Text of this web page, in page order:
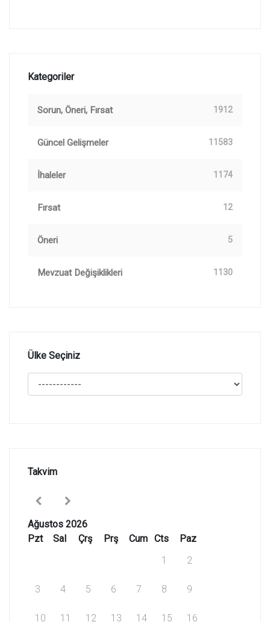
Kategoriler
Sorun, Öneri, Fırsat 1912
Güncel Gelişmeler 11583
İhaleler 1174
Fırsat 12
Öneri 5
Mevzuat Değişiklikleri 1130
Ülke Seçiniz
Takvim
Ağustos 2026
Pzt
Sal Çrş Prş Cum Cts
Paz
1
2
3 4 5 6 7 8 9
10 11 12 13 14 15 16